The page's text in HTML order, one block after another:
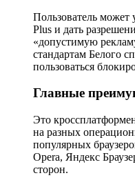
Пользователь может
Plus и дать
«допустимую
стандартам Белого
пользоваться
Главные
Это
на разных
популярных
Opera, Яндекс
сторон.